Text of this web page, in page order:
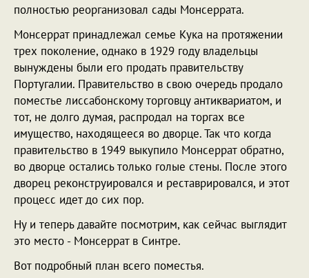
полностью реорганизовал сады Монсеррата.
Монсеррат принадлежал семье Кука на протяжении
трех поколение, однако в 1929 году владельцы
вынуждены были его продать правительству
Португалии. Правительство в свою очередь продало
поместье лиссабонскому торговцу антиквариатом, и
тот, не долго думая, распродал на торгах все
имущество, находящееся во дворце. Так что когда
правительство в 1949 выкупило Монсеррат обратно,
во дворце остались только голые стены. После этого
дворец реконструировался и реставрировался, и этот
процесс идет до сих пор.
Ну и теперь давайте посмотрим, как сейчас выглядит
это место - Монсеррат в Синтре.
Вот подробный план всего поместья.